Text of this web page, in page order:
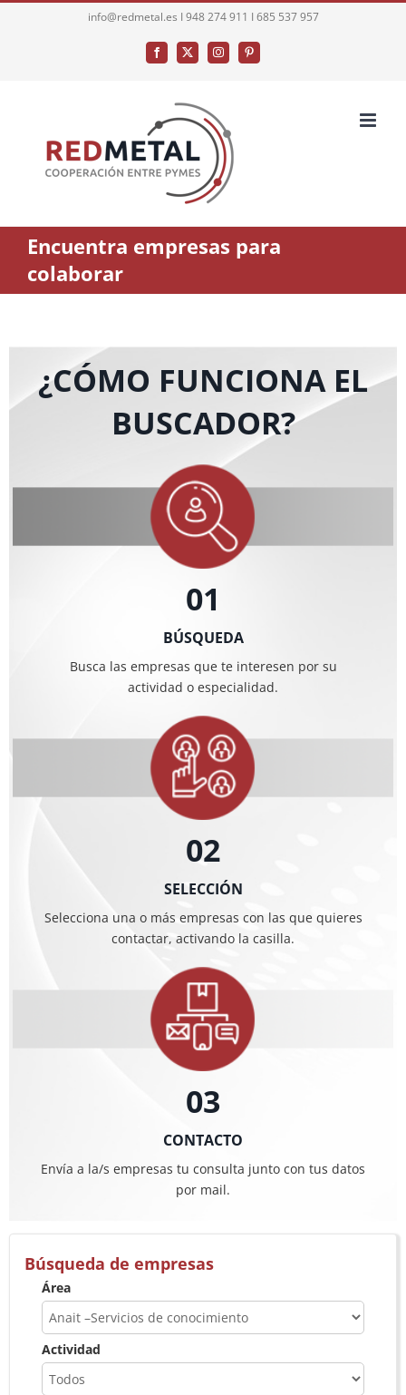
info@redmetal.es I 948 274 911 I 685 537 957
Facebook
X InstagramPinterest
Encuentra empresas para
colaborar
¿CÓMO FUNCIONA EL
BUSCADOR?
01
BÚSQUEDA
Busca las empresas que te interesen por su
actividad o especialidad.
02
SELECCIÓN
Selecciona una o más empresas con las que quieres
contactar, activando la casilla.
03
CONTACTO
Envía a la/s empresas tu consulta junto con tus datos
por mail.
Búsqueda de empresas
Área
Actividad